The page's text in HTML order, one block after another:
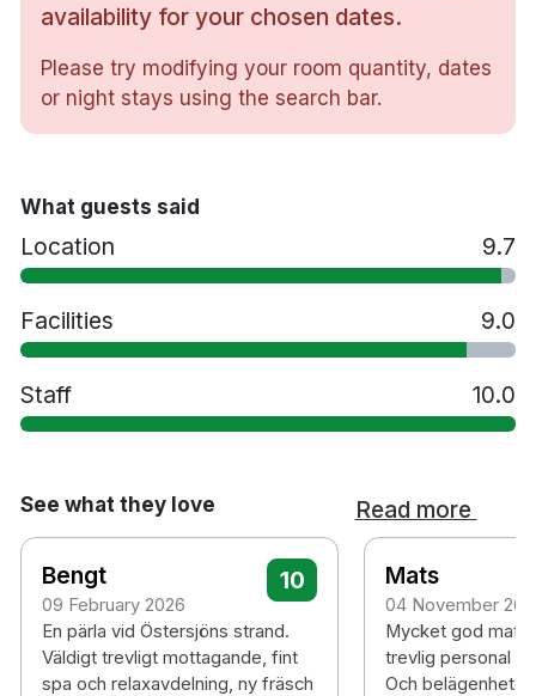
det kan förekomma byggstök runt omkring.
Restaurang
Gratis parkering
Gym
Spa
Bastu
Varm inomhuspool
Varm infinitypool utomhus
Behandlingsrum
Handikappsanpassat på förfrågan
vistelse)
Extra säng (450kr per natt)
Barn under 15 år är välkomna i relaxavdelningen
och poolerna mellan klockan 8.00 – 10.00 och
13.00 – 16.00 i målsmans sällskap. Sommartid finns
availability for your chosen dates.
Please try modifying your room quantity, dates
or night stays using the search bar.
What guests said
Location 9.7
Facilities 9.0
Staff 10.0
See what they love Read more
Bengt
09 February 2026
10
En pärla vid Östersjöns strand.
Väldigt trevligt mottagande, fint
spa och relaxavdelning, ny fräsch
Mats
04 November
Mycket god mat
trevlig personal i
Och